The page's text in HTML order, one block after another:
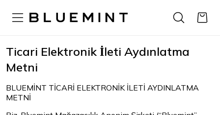
Ticari Elektronik İleti Aydınlatma
Metni
BLUEMİNT TİCARİ ELEKTRONİK İLETİ AYDINLATMA
METNİ